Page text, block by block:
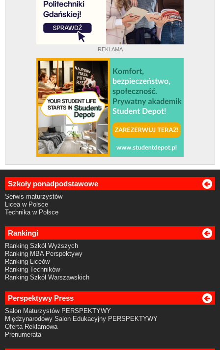
REKLAMA
Szkoły ponadpodstawowe
Serwis maturzystów
Licea w Polsce
Technika w Polsce
Rankingi
Ranking Szkół Wyższych
Ranking MBA Perspektywy
Ranking Liceów
Ranking Techników
Ranking Szkół Warszawskich
Perspektywy Press
Salon Maturzystów PERSPEKTYWY
Międzynarodowy Salon Edukacyjny PERSPEKTYWY
Oferta Reklamowa
Prenumerata